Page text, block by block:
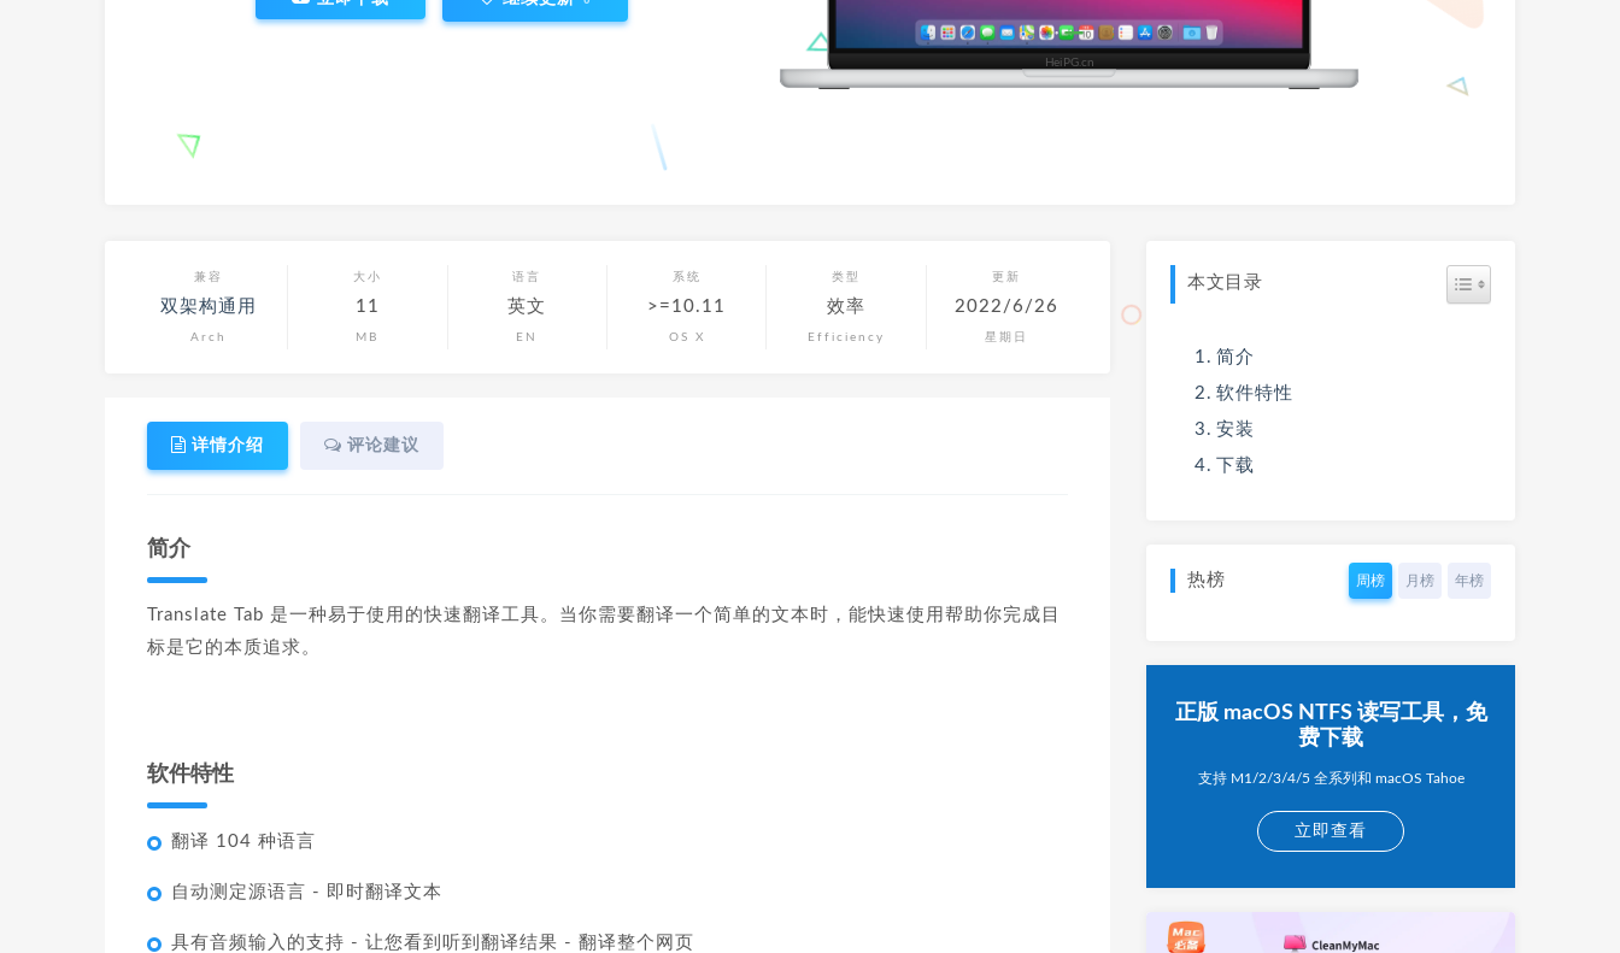
兼容
双架构通用
Arch
大小
11
MB
语言
英文
EN
系统
>=10.11
OS X
类型
效率
Efficiency
更新
2022/6/26
星期日
详情介绍 评论建议
简介
Translate Tab 是一种易于使用的快速翻译工具。当你需要翻译一个简单的文本时，能快速使用帮助你完成目
标是它的本质追求。
软件特性
翻译 104 种语言
自动测定源语言 - 即时翻译文本
具有音频输入的支持 - 让您看到听到翻译结果 - 翻译整个网页
本文目录
简介
软件特性
安装
下载
热榜 周榜 月榜 年榜
正版 macOS NTFS 读写工具，免
费下载
支持 M1/2/3/4/5 全系列和 macOS Tahoe
立即查看